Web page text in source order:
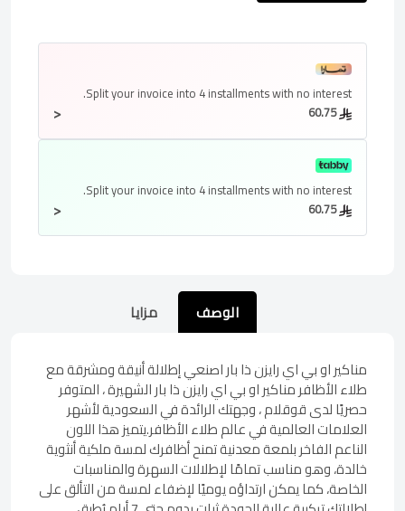
Split your invoice into 4 installmentswith no interest.
< 60.75
Split your invoice into 4 installmentswith no interest.
< 60.75
الوصف مزايا
مناكير او بي اي رايزن ذا بار اصنعي إطلالة أنيقة ومشرقة مع
طلاء الأظافر مناكير او بي اي رايزن ذا بار الشهيرة ، المتوفر
حصريًا لدى قوقلام ، وجهتك الرائدة في السعودية لأشهر
العلامات العالمية في عالم طلاء الأظافر.يتميز هذا اللون
الناعم الفاخر بلمعة معدنية تمنح أظافرك لمسة ملكية أنثوية
خالدة، وهو مناسب تمامًا لإطلالات السهرة والمناسبات
الخاصة، كما يمكن ارتداؤه يوميًا لإضفاء لمسة من التألق على